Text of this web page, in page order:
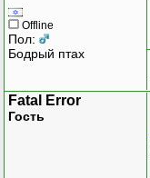
Offline
Пол:
Бодрый птах
Fatal Error
Гость